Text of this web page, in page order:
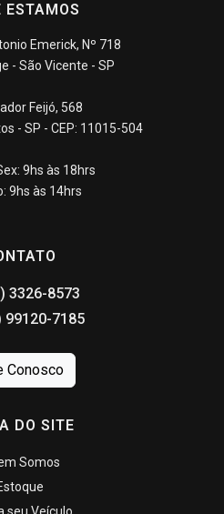
ESTAMOS
Emerick, Nº 718
- São Vicente - SP
Feijó, 568
- SP - CEP: 11015-504
9hs às 18hrs
9hs às 14hrs
3326-8573
7185
Conosco
DO SITE
Somos